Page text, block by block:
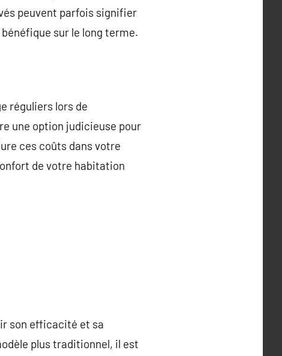
peuvent parfois signifier
sur le long terme.
réguliers lors de
une option judicieuse pour
ces coûts dans votre
de votre habitation
son efficacité et sa
plus traditionnel, il est